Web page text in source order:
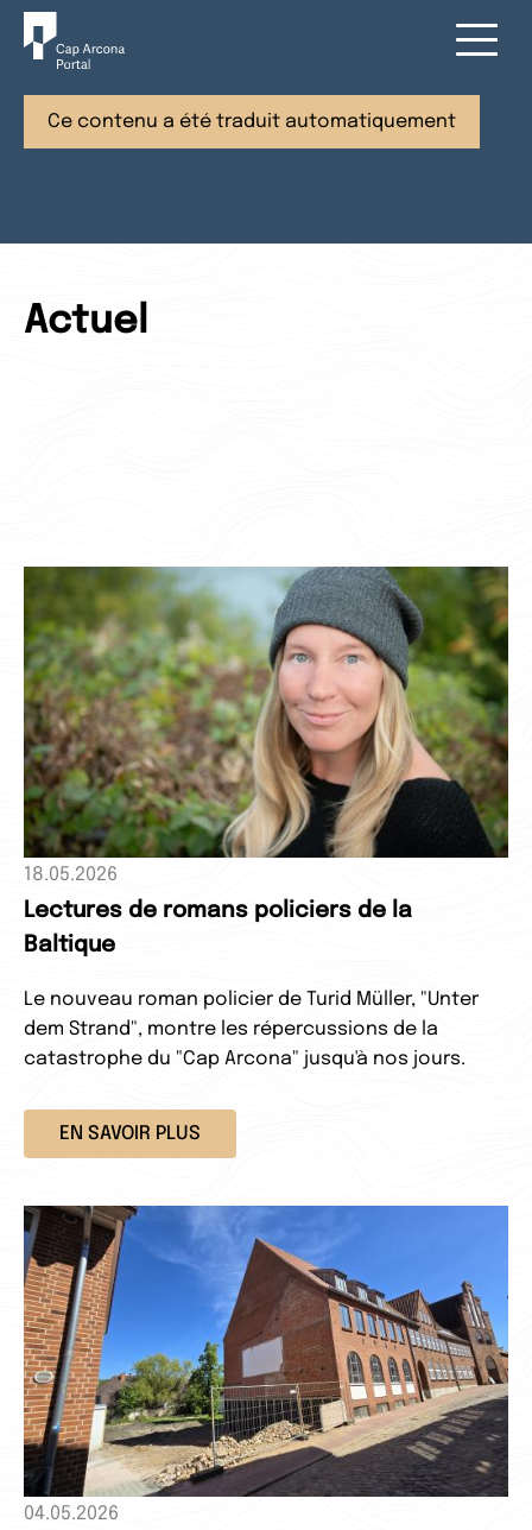
Ce contenu a été traduit automatiquement
Actuel
Lectures de romans policiers de la
Baltique
18.05.2026
Le nouveau roman policier de Turid Müller, "Unter
dem Strand", montre les répercussions de la
catastrophe du "Cap Arcona" jusqu'à nos jours.
EN SAVOIR PLUS
04.05.2026